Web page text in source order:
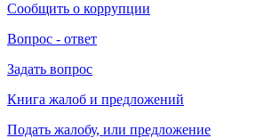
Сообщить о коррупции
Вопрос - ответ
Задать вопрос
Книга жалоб и предложений
Подать жалобу, или предложение